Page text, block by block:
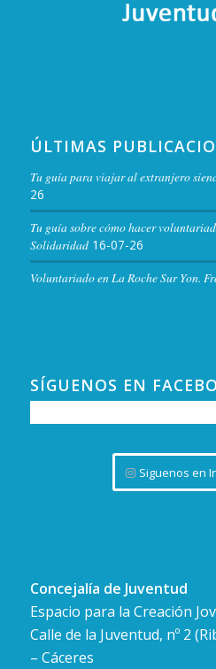
ÚLTIMAS
Tu guía para viajar al extranjero
26
Tu guía sobre cómo hacer
Solidaridad 16-07-26
Voluntariado en La Roche Sur Yon.
SÍGUENOS EN
Siguenos en
Concejalía de Juventud
Espacio para la Creación
Calle de la Juventud, nº 2
– Cáceres